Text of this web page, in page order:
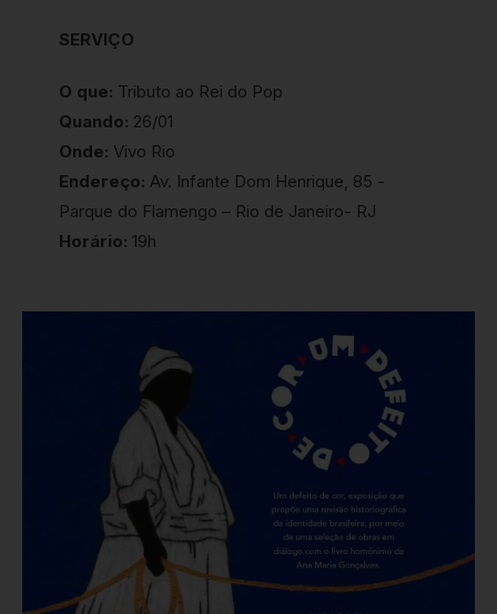
SERVIÇO
O que: Tributo ao Rei do Pop
Quando: 26/01
Onde: Vivo Rio
Endereço: Av. Infante Dom Henrique, 85 -
Parque do Flamengo – Rio de Janeiro- RJ
Horário: 19h